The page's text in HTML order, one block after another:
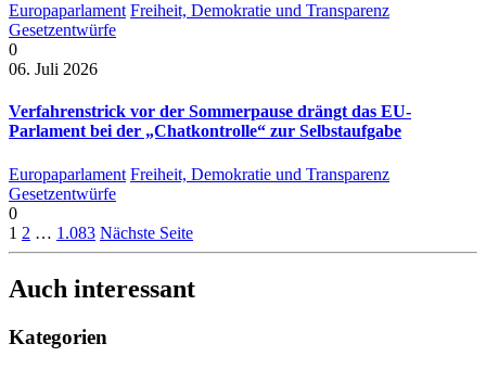
Europaparlament Freiheit, Demokratie und Transparenz
Gesetzentwürfe
0
06. Juli 2026
Verfahrenstrick vor der Sommerpause drängt das EU-
Parlament bei der „Chatkontrolle“ zur Selbstaufgabe
Europaparlament Freiheit, Demokratie und Transparenz
Gesetzentwürfe
0
1 2 … 1.083 Nächste Seite
Auch interessant
Kategorien